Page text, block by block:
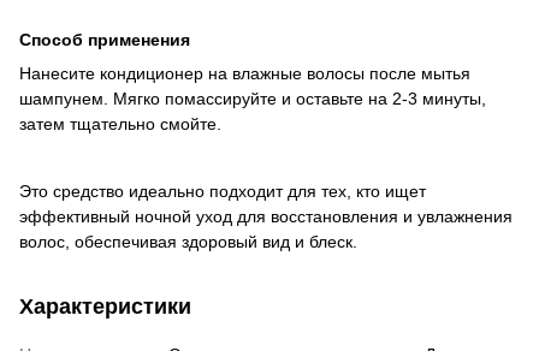
Способ применения
Нанесите кондиционер на влажные волосы после мытья
шампунем. Мягко помассируйте и оставьте на 2-3 минуты,
затем тщательно смойте.
Это средство идеально подходит для тех, кто ищет
эффективный ночной уход для восстановления и увлажнения
волос, обеспечивая здоровый вид и блеск.
Характеристики